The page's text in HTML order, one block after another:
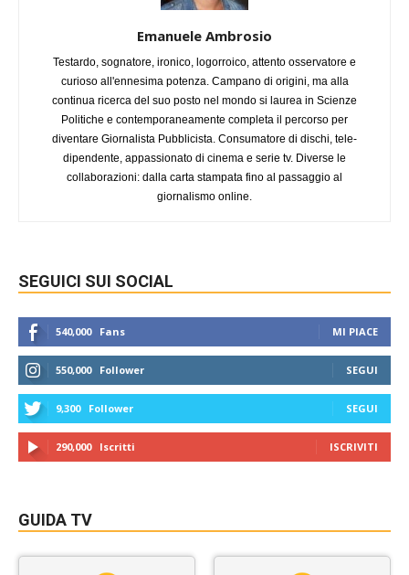
Emanuele Ambrosio
Testardo, sognatore, ironico, logorroico, attento osservatore e
curioso all'ennesima potenza. Campano di origini, ma alla
continua ricerca del suo posto nel mondo si laurea in Scienze
Politiche e contemporaneamente completa il percorso per
diventare Giornalista Pubblicista. Consumatore di dischi, tele-
dipendente, appassionato di cinema e serie tv. Diverse le
collaborazioni: dalla carta stampata fino al passaggio al
giornalismo online.
SEGUICI SUI SOCIAL
540,000 Fans MI PIACE
550,000 Follower SEGUI
9,300 Follower SEGUI
290,000 Iscritti ISCRIVITI
GUIDA TV